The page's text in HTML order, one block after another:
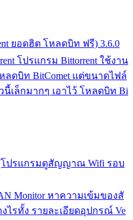
ยอดฮิต โหลดบิท ฟรี) 3.6.0
โปรแกรม Bittorrent ใช้งาน
ลดบิท BitComet แต่ขนาดไฟล์
นี้เล็กมากๆ เอาไว้ โหลดบิท Bi
(โปรแกรมดูสัญญาณ Wifi รอบ
Monitor หาความเข้มของสั
ไรทั้ง รายละเอียดอุปกรณ์ Ve